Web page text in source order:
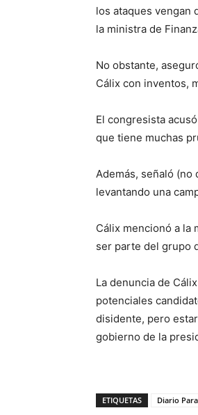
los ataques vengan
la ministra de
No obstante,
Cálix con inventos,
El congresista
que tiene muchas
Además, señaló
levantando una
Cálix mencionó a la
ser parte del grupo
La denuncia de
potenciales
disidente, pero
gobierno de la
ETIQUETAS Diario